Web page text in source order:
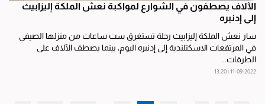
الآلاف يصطفون في الشوارع لمواكبة نعش الملكة إليزابيث
إلى إدنبره
سار نعش الملكة إليزابيث رحلة تستغرق ست ساعات من منزلها الصيفي
في المرتفعات الاسكتلندية إلى إدنبره اليوم، بينما يصطف الآلاف على
الطرقات...
11-09-2022 | 13:20